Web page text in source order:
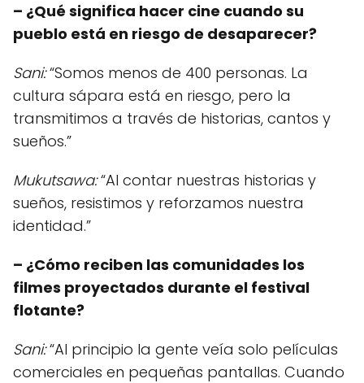
– ¿Qué significa hacer cine cuando su
pueblo está en riesgo de desaparecer?
Sani:“Somos menos de 400 personas. La
cultura sápara está en riesgo, pero la
transmitimos a través de historias, cantos y
sueños.”
Mukutsawa:“Al contar nuestras historias y
sueños, resistimos y reforzamos nuestra
identidad.”
– ¿Cómo reciben las comunidades los
filmes proyectados durante el festival
flotante?
Sani:“Al principio la gente veía solo películas
comerciales en pequeñas pantallas. Cuando